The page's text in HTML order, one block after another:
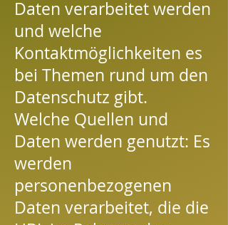
Daten verarbeitet werden
und welche
Kontaktmöglichkeiten es
bei Themen rund um den
Datenschutz gibt.
Welche Quellen und
Daten werden genutzt: Es
werden
personenbezogenen
Daten verarbeitet, die die